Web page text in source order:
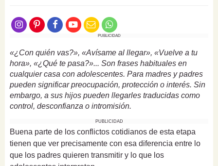
PUBLICIDAD
«¿Con quién vas?», «Avísame al llegar», «Vuelve a tu
hora», «¿Qué te pasa?»... Son frases habituales en
cualquier casa con adolescentes. Para madres y padres
pueden significar preocupación, protección o interés. Sin
embargo, a sus hijos pueden llegarles traducidas como
control, desconfianza o intromisión.
PUBLICIDAD
Buena parte de los conflictos cotidianos de esta etapa
tienen que ver precisamente con esa diferencia entre lo
que los padres quieren transmitir y lo que los